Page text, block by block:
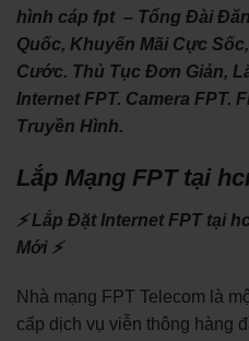
hình cáp fpt – Tổng Đài
Quốc, Khuyến Mãi Cực
Cước. Thủ Tục Đơn Giản,
Internet FPT. Camera FPT.
Truyền Hình.
Lắp Mạng FPT tại
⚡ Lắp Đặt Internet FPT tại
Mới ⚡
Nhà mạng FPT Telecom là
cấp dịch vụ viễn thông hàng